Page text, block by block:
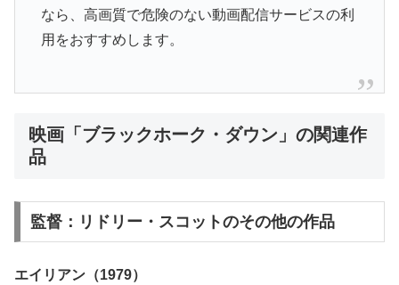
なら、高画質で危険のない動画配信サービスの利
用をおすすめします。
映画「ブラックホーク・ダウン」の関連作
品
監督：リドリー・スコットのその他の作品
エイリアン（1979）